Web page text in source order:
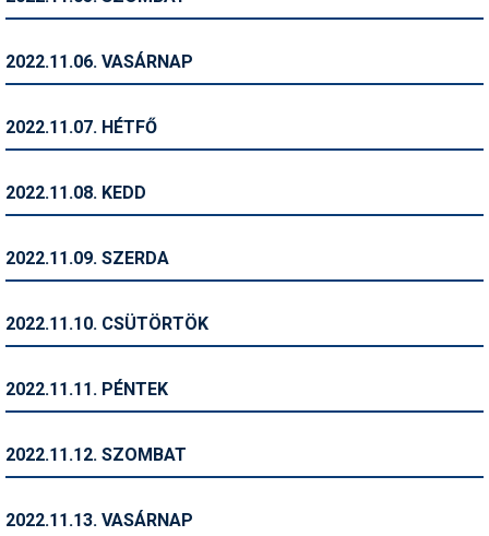
Magazinok
Pályázatok
Síbérletárak
Sífelszerelés
2022.11.06. VASÁRNAP
2022.11.07. HÉTFŐ
2022.11.08. KEDD
2022.11.09. SZERDA
2022.11.10. CSÜTÖRTÖK
2022.11.11. PÉNTEK
2022.11.12. SZOMBAT
2022.11.13. VASÁRNAP